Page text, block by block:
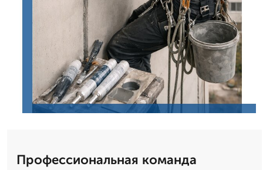
Профессиональная команда